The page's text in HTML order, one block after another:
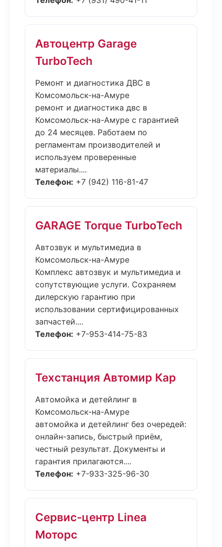
Автоцентр Garage
TurboTech
Ремонт и диагностика ДВС в
Комсомольск-на-Амуре
ремонт и диагностика двс в
Комсомольск-на-Амуре с гарантией
до 24 месяцев. Работаем по
регламентам производителей и
используем проверенные
материалы....
Телефон: +7 (942) 116-81-47
GARAGE Torque TurboTech
Автозвук и мультимедиа в
Комсомольск-на-Амуре
Комплекс автозвук и мультимедиа и
сопутствующие услуги. Сохраняем
дилерскую гарантию при
использовании сертифицированных
запчастей....
Телефон: +7-953-414-75-83
Техстанция Автомир Кар
Автомойка и детейлинг в
Комсомольск-на-Амуре
автомойка и детейлинг без очередей:
онлайн-запись, быстрый приём,
честный результат. Документы и
гарантия прилагаются....
Телефон: +7-933-325-96-30
Сервис-центр Linea
Моторс